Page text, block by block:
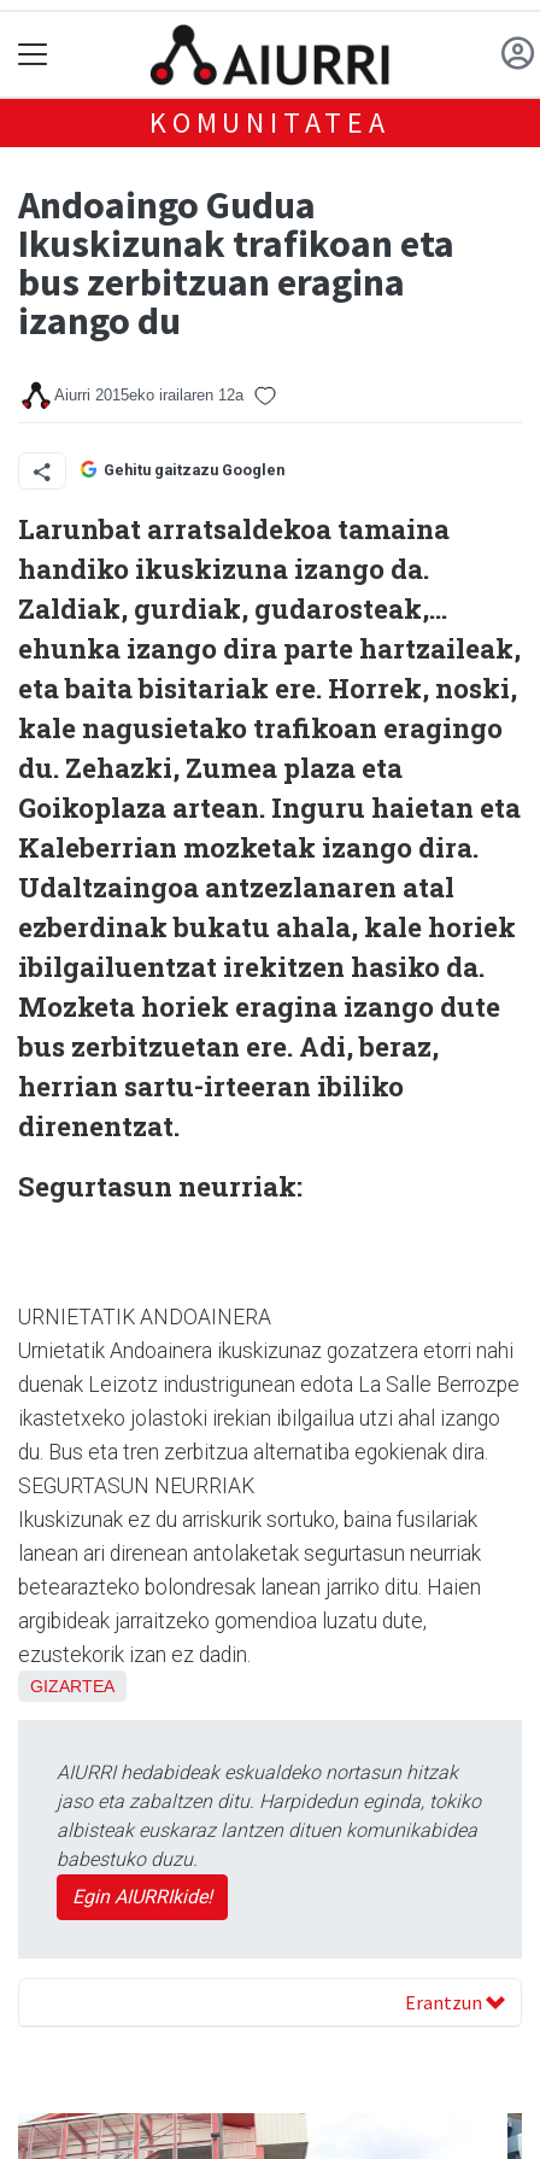
KOMUNITATEA
Andoaingo Gudua
Ikuskizunak trafikoan eta
bus zerbitzuan eragina
izango du
Aiurri 2015eko irailaren 12a
Gehitu gaitzazu Googlen
Larunbat arratsaldekoa tamaina
handiko ikuskizuna izango da.
Zaldiak, gurdiak, gudarosteak,...
ehunka izango dira parte hartzaileak,
eta baita bisitariak ere. Horrek, noski,
kale nagusietako trafikoan eragingo
du. Zehazki, Zumea plaza eta
Goikoplaza artean. Inguru haietan eta
Kaleberrian mozketak izango dira.
Udaltzaingoa antzezlanaren atal
ezberdinak bukatu ahala, kale horiek
ibilgailuentzat irekitzen hasiko da.
Mozketa horiek eragina izango dute
bus zerbitzuetan ere. Adi, beraz,
herrian sartu-irteeran ibiliko
direnentzat.
Segurtasun neurriak:
URNIETATIK ANDOAINERA
Urnietatik Andoainera ikuskizunaz gozatzera etorri nahi
duenak Leizotz industrigunean edota La Salle Berrozpe
ikastetxeko jolastoki irekian ibilgailua utzi ahal izango
du. Bus eta tren zerbitzua alternatiba egokienak dira.
SEGURTASUN NEURRIAK
Ikuskizunak ez du arriskurik sortuko, baina fusilariak
lanean ari direnean antolaketak segurtasun neurriak
betearazteko bolondresak lanean jarriko ditu. Haien
argibideak jarraitzeko gomendioa luzatu dute,
ezustekorik izan ez dadin.
GIZARTEA
AIURRI hedabideak eskualdeko nortasun hitzak
jaso eta zabaltzen ditu. Harpidedun eginda, tokiko
albisteak euskaraz lantzen dituen komunikabidea
babestuko duzu.
Egin AIURRIkide!
Erantzun